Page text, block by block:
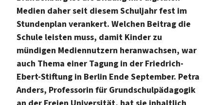
Medien daher seit diesem Schuljahr fest im
Stundenplan verankert. Welchen Beitrag die
Schule leisten muss, damit Kinder zu
mündigen Mediennutzern heranwachsen, war
auch Thema einer Tagung in der Friedrich-
Ebert-Stiftung in Berlin Ende September. Petra
Anders, Professorin für Grundschulpädagogik